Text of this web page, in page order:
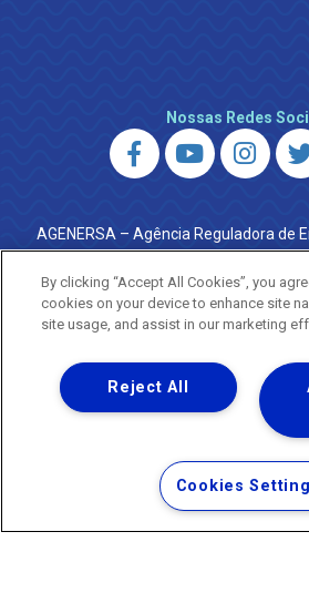
Nossas Redes
AGENERSA – Agência Reguladora de
do Estado do Rio de
0800 024 9040 · (21) 2332-
ouvidoria@agenersa.rj.gov.br/
·http://
Uma empresa
Copyright ® 2026 - Todos
Termos Gerais de Uso de
Política de Privacidade e
By clicking “Accept All Cookies”, you
cookies on your device to enhance site
site usage, and assist in our marketing
Reject All
Cookies